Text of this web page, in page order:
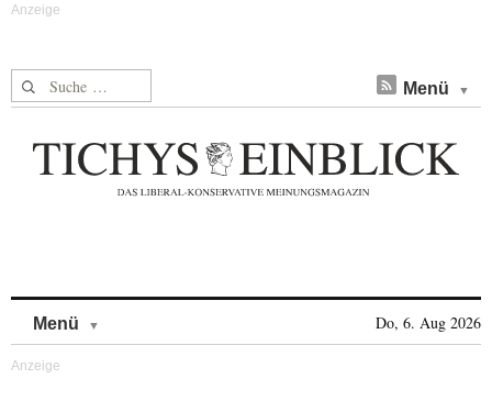
Suche nach: Menü
Menü Do, 6. Aug 2026